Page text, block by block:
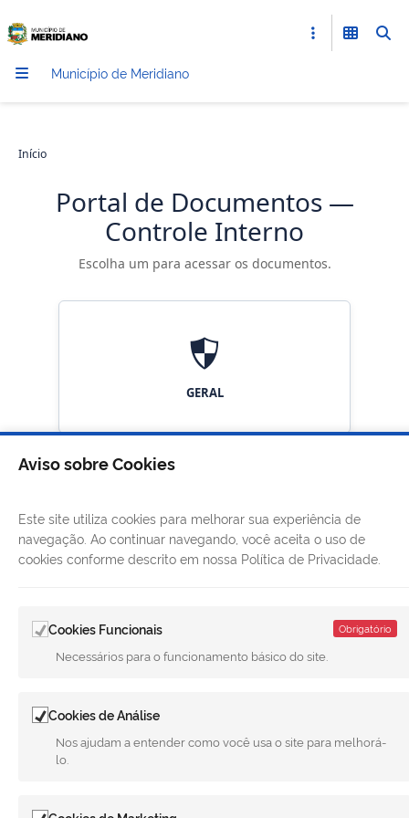
Município de Meridiano
Início
Portal de Documentos —
Controle Interno
Escolha um para acessar os documentos.
GERAL
CANAIS
REDES SOCIAIS
Aviso sobre Cookies
Este site utiliza cookies para melhorar sua experiência de
navegação. Ao continuar navegando, você aceita o uso de
cookies conforme descrito em nossa Política de Privacidade.
Cookies Funcionais Obrigatório
Necessários para o funcionamento básico do site.
Cookies de Análise
Nos ajudam a entender como você usa o site para melhorá-
lo.